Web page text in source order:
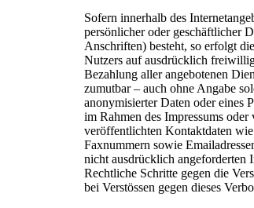
Sofern innerhalb des
persönlicher oder geschäftlicher
Anschriften) besteht, so erfolgt
Nutzers auf ausdrücklich
Bezahlung aller angebotenen
zumutbar – auch ohne Angabe
anonymisierter Daten oder eines
im Rahmen des Impressums
veröffentlichten Kontaktdaten
Faxnummern sowie
nicht ausdrücklich angeforderten
Rechtliche Schritte gegen die
bei Verstössen gegen dieses